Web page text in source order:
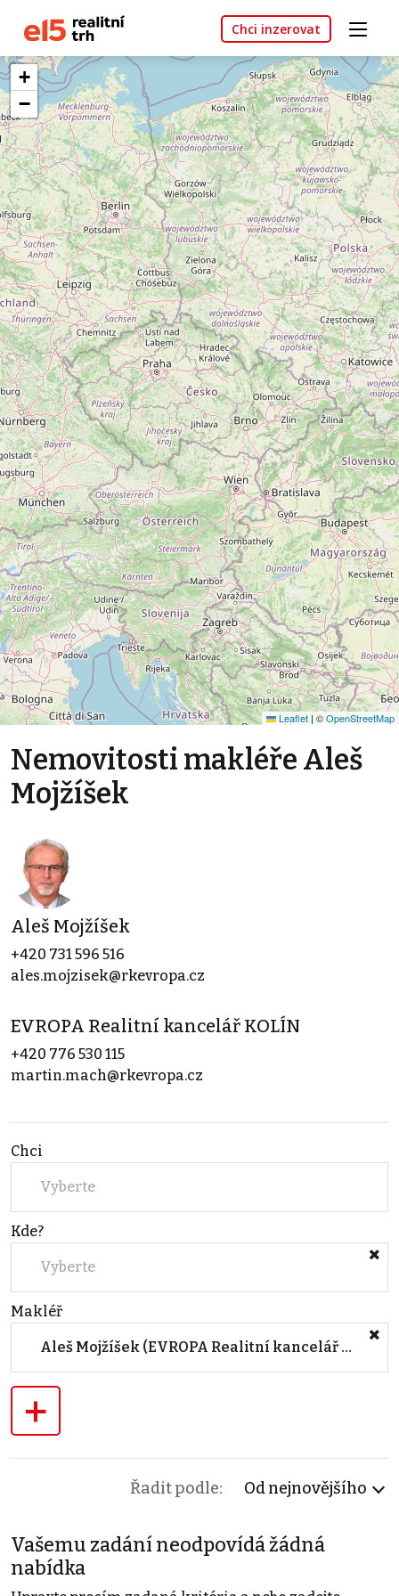
Chci inzerovat
+
−
Leaflet | ©OpenStreetMap
Nemovitosti makléře Aleš
Mojžíšek
Aleš Mojžíšek
+420 731 596 516
ales.mojzisek@rkevropa.cz
EVROPA Realitní kancelář KOLÍN
+420 776 530 115
martin.mach@rkevropa.cz
Chci
Vyberte
Kde?
Vyberte
Makléř
Aleš Mojžíšek (EVROPA Realitní kancelář KOLÍN)
+
Řadit podle: Od nejnovějšího
Vašemu zadání neodpovídá žádná
nabídka